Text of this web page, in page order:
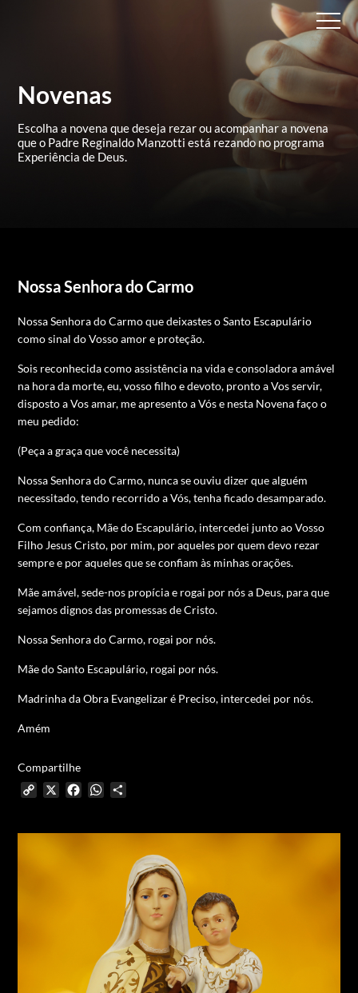
Novenas
Escolha a novena que deseja rezar ou acompanhar a novena
queo Padre Reginaldo Manzotti está rezando no programa
Experiência de Deus.
Nossa Senhora do Carmo
Nossa Senhora do Carmo que deixastes o Santo Escapulário
como sinal do Vosso amor e proteção.
Sois reconhecida como assistência na vida e consoladora amável
na hora da morte, eu, vosso filho e devoto, pronto a Vos servir,
disposto a Vos amar, me apresento a Vós e nesta Novena faço o
meu pedido:
(Peça a graça que você necessita)
Nossa Senhora do Carmo, nunca se ouviu dizer que alguém
necessitado, tendo recorrido a Vós, tenha ficado desamparado.
Com confiança, Mãe do Escapulário, intercedei junto ao Vosso
Filho Jesus Cristo, por mim, por aqueles por quem devo rezar
sempre e por aqueles que se confiam às minhas orações.
Mãe amável, sede-nos propícia e rogai por nós a Deus, para que
sejamos dignos das promessas de Cristo.
Nossa Senhora do Carmo, rogai por nós.
Mãe do Santo Escapulário, rogai por nós.
Madrinha da Obra Evangelizar é Preciso, intercedei por nós.
Amém
Compartilhe
Copy X FacebookWhatsApp